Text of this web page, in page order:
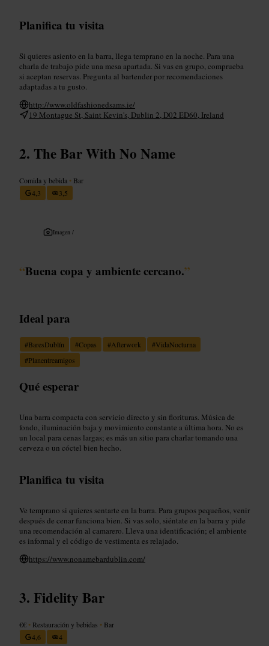
Planifica tu visita
Si quieres asiento en la barra, llega temprano en la noche. Para una
charla de trabajo pide una mesa apartada. Si vas en grupo, comprueba
si aceptan reservas. Pregunta al bartender por recomendaciones
adaptadas a tu gusto.
http://www.oldfashionedsams.ie/
19 Montague St, Saint Kevin's, Dublin 2, D02 ED60, Ireland
The Bar With No Name
Comida y bebida • Bar
4,3
3,5
Imagen /
“Buena copa y ambiente cercano.”
Ideal para
#BaresDublín #Copas #Afterwork #VidaNocturna
#Planentreamigos
Qué esperar
Una barra compacta con servicio directo y sin florituras. Música de
fondo, iluminación baja y movimiento constante a última hora. No es
un local para cenas largas; es más un sitio para charlar tomando una
cerveza o un cóctel bien hecho.
Planifica tu visita
Ve temprano si quieres sentarte en la barra. Para grupos pequeños, venir
después de cenar funciona bien. Si vas solo, siéntate en la barra y pide
una recomendación al camarero. Lleva una identificación; el ambiente
es informal y el código de vestimenta es relajado.
https://www.nonamebardublin.com/
Fidelity Bar
€€ • Restauración y bebidas • Bar
4,6
4